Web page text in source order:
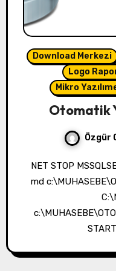
Download Merkezi
Logo
Mikro
Otomatik
Özgür
NET STOP MSSQLSERVER SET dirname=”%date%”
md